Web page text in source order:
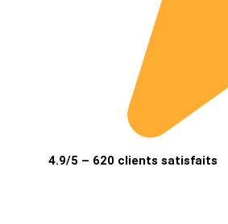
4.9/5 – 620 clients satisfaits